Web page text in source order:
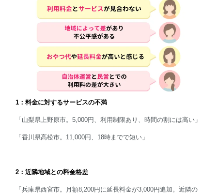
1：料金に対するサービスの不満
「山梨県上野原市。5,000円、利用制限あり、時間の割には高い」
「香川県高松市。11,000円、18時までで短い」
2：近隣地域との料金格差
「兵庫県西宮市。月額8,200円に延長料金が3,000円追加。近隣の